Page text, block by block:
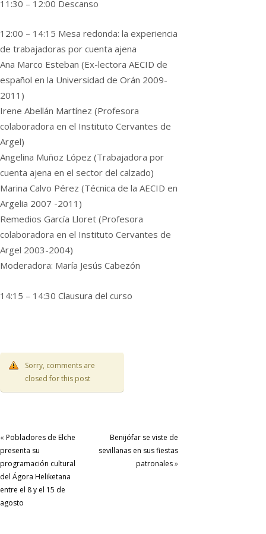
11:30 – 12:00 Descanso
12:00 – 14:15 Mesa redonda: la experiencia
de trabajadoras por cuenta ajena
Ana Marco Esteban (Ex-lectora AECID de
español en la Universidad de Orán 2009-
2011)
Irene Abellán Martínez (Profesora
colaboradora en el Instituto Cervantes de
Argel)
Angelina Muñoz López (Trabajadora por
cuenta ajena en el sector del calzado)
Marina Calvo Pérez (Técnica de la AECID en
Argelia 2007 -2011)
Remedios García Lloret (Profesora
colaboradora en el Instituto Cervantes de
Argel 2003-2004)
Moderadora: María Jesús Cabezón
14:15 – 14:30 Clausura del curso
Sorry, comments are
closed for this post
« Pobladores de Elche
presenta su
programación cultural
del Ágora Heliketana
entre el 8 y el 15 de
agosto
Benijófar se viste de
sevillanas en sus fiestas
patronales»